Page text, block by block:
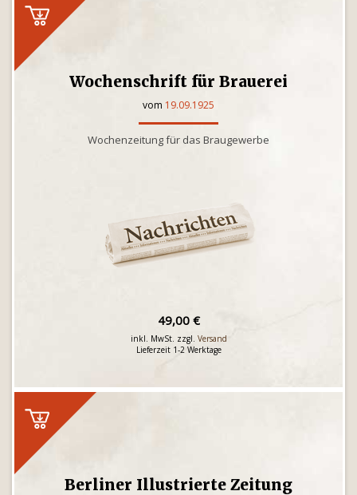
Wochenschrift für Brauerei
vom 19.09.1925
Wochenzeitung für das Braugewerbe
49,00 €
inkl. MwSt. zzgl. Versand
Lieferzeit 1-2 Werktage
Berliner Illustrierte Zeitung